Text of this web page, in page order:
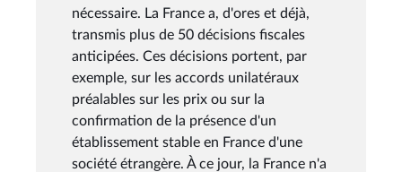
nécessaire. La France a, d'ores et déjà,
transmis plus de 50 décisions fiscales
anticipées. Ces décisions portent, par
exemple, sur les accords unilatéraux
préalables sur les prix ou sur la
confirmation de la présence d'un
établissement stable en France d'une
société étrangère. À ce jour, la France n'a